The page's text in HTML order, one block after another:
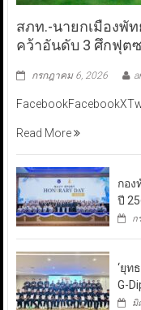
สภท.-นายกเมืองพั
คว้าอันดับ 3 ศึกฟุตซ
กรกฎาคม 6, 2026
Read More
กอง
ปี
ก
‘ยุท
G-
มิ